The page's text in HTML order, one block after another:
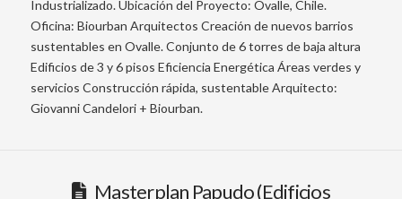
Industrializado. Ubicación del Proyecto: Ovalle, Chile.
Oficina: Biourban Arquitectos Creación de nuevos barrios
sustentables en Ovalle. Conjunto de 6 torres de baja altura
Edificios de 3 y 6 pisos Eficiencia Energética Áreas verdes y
servicios Construcción rápida, sustentable Arquitecto:
Giovanni Candelori + Biourban.
Masterplan Papudo (Edificios